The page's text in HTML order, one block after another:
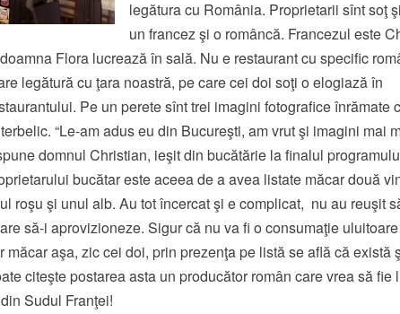
legătura cu România. Proprietarii sînt soţ
un francez şi o româncă. Francezul este
Flora lucrează în sală. Nu e restaurant cu specific
legătură cu ţara noastră, pe care cei doi soţi o elogiază în
Pe un perete sînt trei imagini fotografice înrămate
“Le-am adus eu din Bucureşti, am vrut şi imagini mai
domnul Christian, ieşit din bucătărie la finalul
bucătar este aceea de a avea listate măcar două
roşu şi unul alb. Au tot încercat şi e complicat, nu au reuşit
să-i aprovizioneze. Sigur că nu va fi o consumaţie
măcar aşa, zic cei doi, prin prezenţa pe listă se află că există
citeşte postarea asta un producător român care vrea să fie
Sudul Franţei!